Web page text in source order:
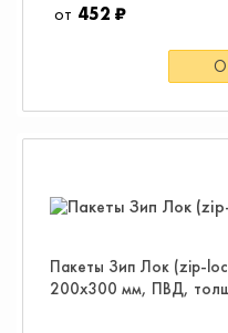
452 ₽
О
Пакеты Зип Лок (zip-
200х300 мм, ПВД,